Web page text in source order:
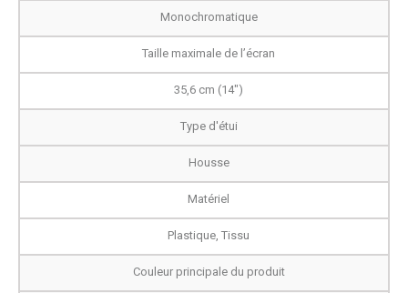
Monochromatique
Taille maximale de l’écran
35,6 cm (14")
Type d'étui
Housse
Matériel
Plastique, Tissu
Couleur principale du produit